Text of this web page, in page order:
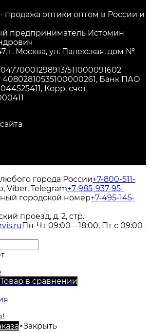
продажа оптики оптом в России и
предприниматель Истомин
г. Москва, ул. Палехская, дом №
511000091602
40802810535100000261, Банк ПАО
Корр. счет
города России+7-800-511-
Viber, Telegram+7-985-937-95-
городской номер+7-495-145-
проезд, д. 2, стр.
Пн-Чт 09:00—18:00, Пт с 09:00-
Товар в сравнении
×Закрыть